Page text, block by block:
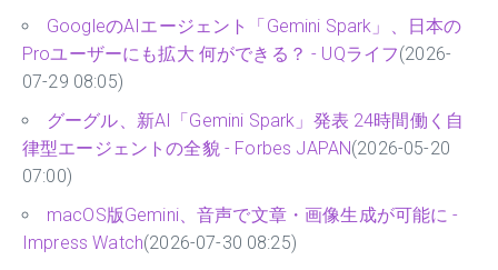
GoogleのAIエージェント「Gemini Spark」、日本の
Proユーザーにも拡大 何ができる？ - UQライフ(2026-
07-29 08:05)
グーグル、新AI「Gemini Spark」発表 24時間働く自
律型エージェントの全貌 - Forbes JAPAN(2026-05-20
07:00)
macOS版Gemini、音声で文章・画像生成が可能に -
Impress Watch(2026-07-30 08:25)